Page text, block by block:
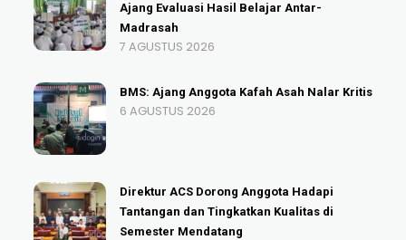
Ajang Evaluasi Hasil Belajar Antar-
Madrasah
7 AGUSTUS 2026
BMS: Ajang Anggota Kafah Asah Nalar Kritis
6 AGUSTUS 2026
Direktur ACS Dorong Anggota Hadapi
Tantangan dan Tingkatkan Kualitas di
Semester Mendatang